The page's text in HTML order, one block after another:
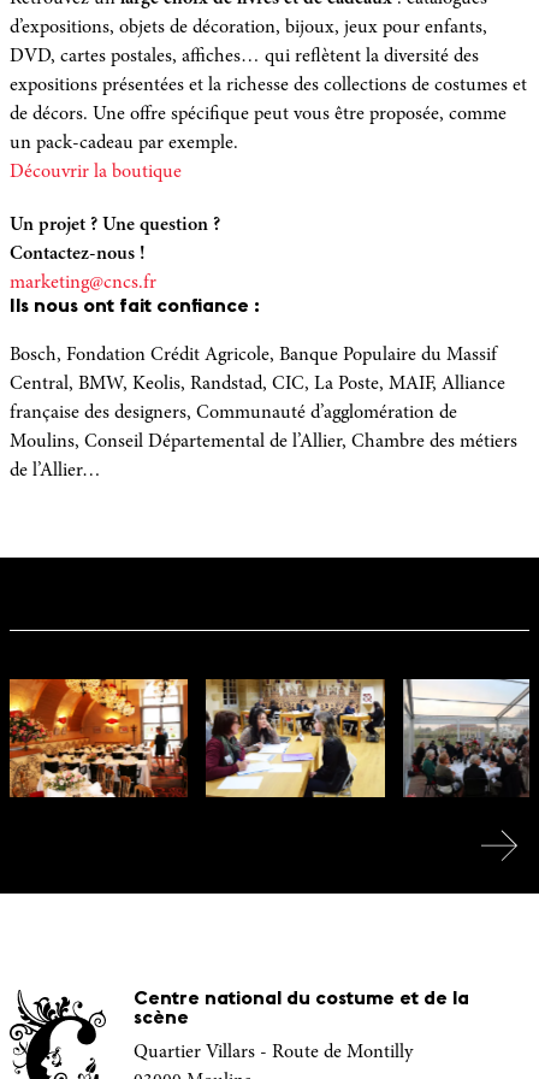
parcours semé d’énigmes qui vous emmènera à la découverte
des espaces d’exposition et des collections du CNCS. Composez
vos équipes et venez percer le mystérieux secret du Chapelier
Fou.
d’expositions, objets de décoration, bijoux, jeux pour enfants,
DVD, cartes postales, affiches… qui reflètent la diversité des
expositions présentées et la richesse des collections de costumes et
de décors. Une offre spécifique peut vous être proposée, comme
un pack-cadeau par exemple.
Découvrir la boutique
Un projet ? Une question ?
Contactez-nous !
marketing@cncs.fr
Ils nous ont fait confiance :
Bosch, Fondation Crédit Agricole, Banque Populaire du Massif
Central, BMW, Keolis, Randstad, CIC, La Poste, MAIF, Alliance
française des designers, Communauté d’agglomération de
Moulins, Conseil Départemental de l’Allier, Chambre des métiers
de l’Allier…
Centre national du costume et de la
scène
Quartier Villars - Route de Montilly